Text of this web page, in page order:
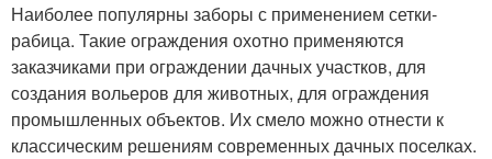
Наиболее популярны заборы с применением сетки-
рабица. Такие ограждения охотно применяются
заказчиками при ограждении дачных участков, для
создания вольеров для животных, для ограждения
промышленных объектов. Их смело можно отнести к
классическим решениям современных дачных поселках.